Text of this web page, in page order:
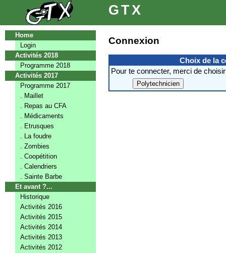
GTX
Home
Login
Activités 2018
Programme 2018
Activités 2017
Programme 2017
. Maillet
. Repas au CFA
. Médicaments
. Etrusques
. La foudre
. Zombies
. Coopétition
. Calendriers
. Sainte Barbe
Et avant ?...
Historique
Activités 2016
Activités 2015
Activités 2014
Activités 2013
Activités 2012
Connexion
Choix de la
Pour te connecter, merci de